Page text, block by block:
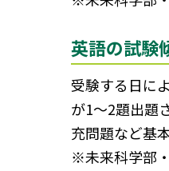
英語の試験
受験する日に
が1～2題出題
充問題など基
※未来科学部